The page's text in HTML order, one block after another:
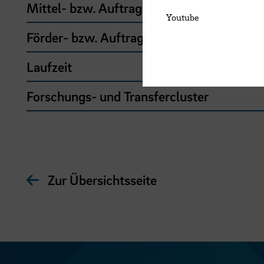
Mittel- bzw. Auftragsgeber
Förder- bzw. Auftragssumme
Laufzeit
Forschungs- und Transfercluster
Zur Übersichtsseite
Youtube